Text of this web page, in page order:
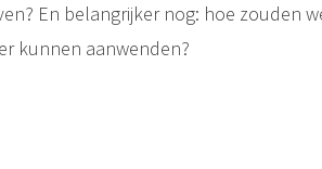
En belangrijker nog: hoe zouden
kunnen aanwenden?